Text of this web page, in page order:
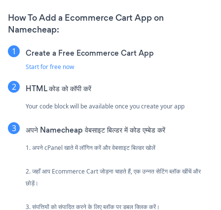
How To Add a Ecommerce Cart App on
Namecheap:
Create a Free Ecommerce Cart App
Start for free now
HTML कोड को कॉपी करें
Your code block will be available once you create your app
अपने Namecheap वेबसाइट बिल्डर में कोड एम्बेड करें
1. अपने cPanel खाते में लॉगिन करें और वेबसाइट बिल्डर खोलें
2. जहाँ आप Ecommerce Cart जोड़ना चाहते हैं, एक उन्नत सेटिंग ब्लॉक खींचें और
छोड़ें।
3. संपत्तियों को संपादित करने के लिए ब्लॉक पर डबल क्लिक करें।